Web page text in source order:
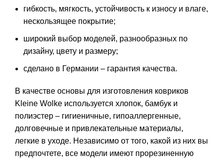
гибкость, мягкость, устойчивость к износу и влаге,
нескользящее покрытие;
широкий выбор моделей, разнообразных по
дизайну, цвету и размеру;
сделано в Германии – гарантия качества.
В качестве основы для изготовления ковриков
Kleine Wolke используется хлопок, бамбук и
полиэстер – гигиеничные, гипоаллергенные,
долговечные и привлекательные материалы,
легкие в уходе. Независимо от того, какой из них вы
предпочтете, все модели имеют прорезиненную